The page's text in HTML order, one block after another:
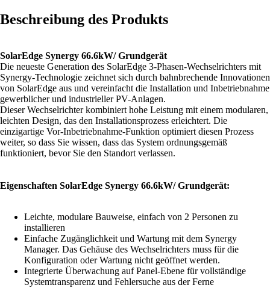
Beschreibung des Produkts
SolarEdge Synergy 66.6kW/ Grundgerät
Die neueste Generation des SolarEdge 3-Phasen-Wechselrichters mit
Synergy-Technologie zeichnet sich durch bahnbrechende Innovationen
von SolarEdge aus und vereinfacht die Installation und Inbetriebnahme
gewerblicher und industrieller PV-Anlagen.
Dieser Wechselrichter kombiniert hohe Leistung mit einem modularen,
leichten Design, das den Installationsprozess erleichtert. Die
einzigartige Vor-Inbetriebnahme-Funktion optimiert diesen Prozess
weiter, so dass Sie wissen, dass das System ordnungsgemäß
funktioniert, bevor Sie den Standort verlassen.
Eigenschaften SolarEdge Synergy 66.6kW/ Grundgerät:
Leichte, modulare Bauweise, einfach von 2 Personen zu
installieren
Einfache Zugänglichkeit und Wartung mit dem Synergy
Manager. Das Gehäuse des Wechselrichters muss für die
Konfiguration oder Wartung nicht geöffnet werden.
Integrierte Überwachung auf Panel-Ebene für vollständige
Systemtransparenz und Fehlersuche aus der Ferne